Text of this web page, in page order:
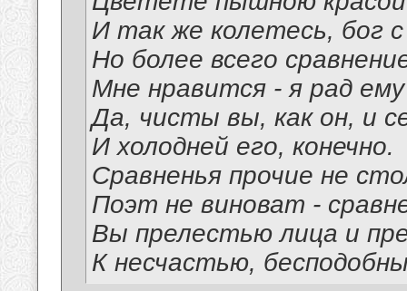
И так же колетесь, бог
Но более всего
Мне нравится - я рад ему
Да, чисты вы, как он, и
И холодней его, конечно.
Сравненья прочие не
Поэт не виноват -
Вы прелестью лица и
К несчастью,